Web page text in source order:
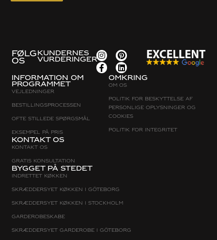
Bygget på stedet
Indrettet køkken
Skræddersyet køkken i Göteborg
Skræddersyet køkken i Stockholm
Garderobeskabe
Skræddersyet garderobe i Göteborg
Information om
programmet
Vejledninger
Bestillingsprocessen
Ofte stillede spørgsmål
Eksempel på pris
Kontakt os
Kontakt os
Gratis konsultation
Omkring
Om os
Politik for beskyttelse af
personlige oplysninger og
cookies
Politik for integritet
FØLG
OS
KUNDERNES
VURDERINGER